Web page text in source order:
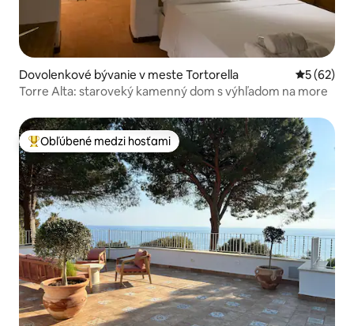
Dovolenkové bývanie v meste Tortorella
5 (62)
Torre Alta: staroveký kamenný dom s výhľadom na more
Najobľúbenejšie medzi hosťami
Obľúbené medzi hosťami